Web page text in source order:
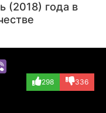
(Adam)
(2018) года в
298 336